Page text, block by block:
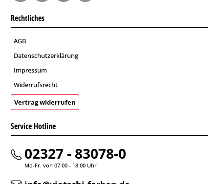
Rechtliches
AGB
Datenschutzerklärung
Impressum
Widerrufsrecht
Vertrag widerrufen
Service Hotline
02327 - 83078-0
Mo-Fr. von 07:00 - 18:00 Uhr